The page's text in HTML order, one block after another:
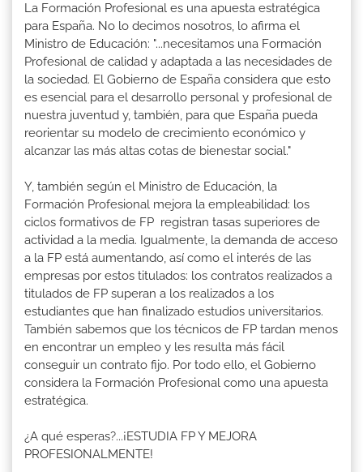
La Formación Profesional es una apuesta estratégica
para España. No lo decimos nosotros, lo afirma el
Ministro de Educación: "...necesitamos una Formación
Profesional de calidad y adaptada a las necesidades de
la sociedad. El Gobierno de España considera que esto
es esencial para el desarrollo personal y profesional de
nuestra juventud y, también, para que España pueda
reorientar su modelo de crecimiento económico y
alcanzar las más altas cotas de bienestar social."
Y, también según el Ministro de Educación, la
Formación Profesional mejora la empleabilidad: los
ciclos formativos de FP registran tasas superiores de
actividad a la media. Igualmente, la demanda de acceso
a la FP está aumentando, así como el interés de las
empresas por estos titulados: los contratos realizados a
titulados de FP superan a los realizados a los
estudiantes que han finalizado estudios universitarios.
También sabemos que los técnicos de FP tardan menos
en encontrar un empleo y les resulta más fácil
conseguir un contrato fijo. Por todo ello, el Gobierno
considera la Formación Profesional como una apuesta
estratégica.
¿A qué esperas?...¡ESTUDIA FP Y MEJORA
PROFESIONALMENTE!